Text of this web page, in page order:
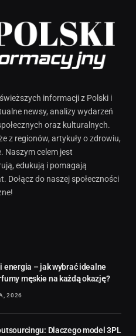
informacji z Polski i
newsy, analizy wydarzeń
oraz kulturalnych.
z regionów, artykuły o zdrowiu,
Naszym celem jest
edukują i pomagają
Dołącz do naszej społeczności
energia – jak wybrać idealne
męskie na każdą okazję?
2026
Dlaczego model 3PL